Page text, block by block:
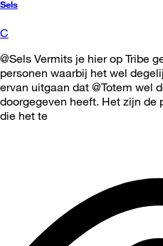
Sels
C
@Sels Vermits je hier op Tribe
personen waarbij het wel
ervan uitgaan dat @Totem wel
doorgegeven heeft. Het zijn de
die het te